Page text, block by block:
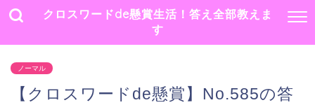
クロスワードde懸賞生活！答え全部教えま
す
ノーマル
【クロスワードde懸賞】No.585の答